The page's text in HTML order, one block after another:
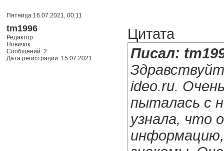
Пятница 16.07.2021, 00:11
tm1996
Редактор
Новичок
Сообщений: 2
Дата регистрации: 15.07.2021
Цитата
Писал:
ideo.ru.
пыталась с
узнала, что